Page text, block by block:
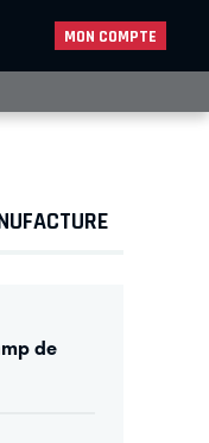
MON COMPTE
de